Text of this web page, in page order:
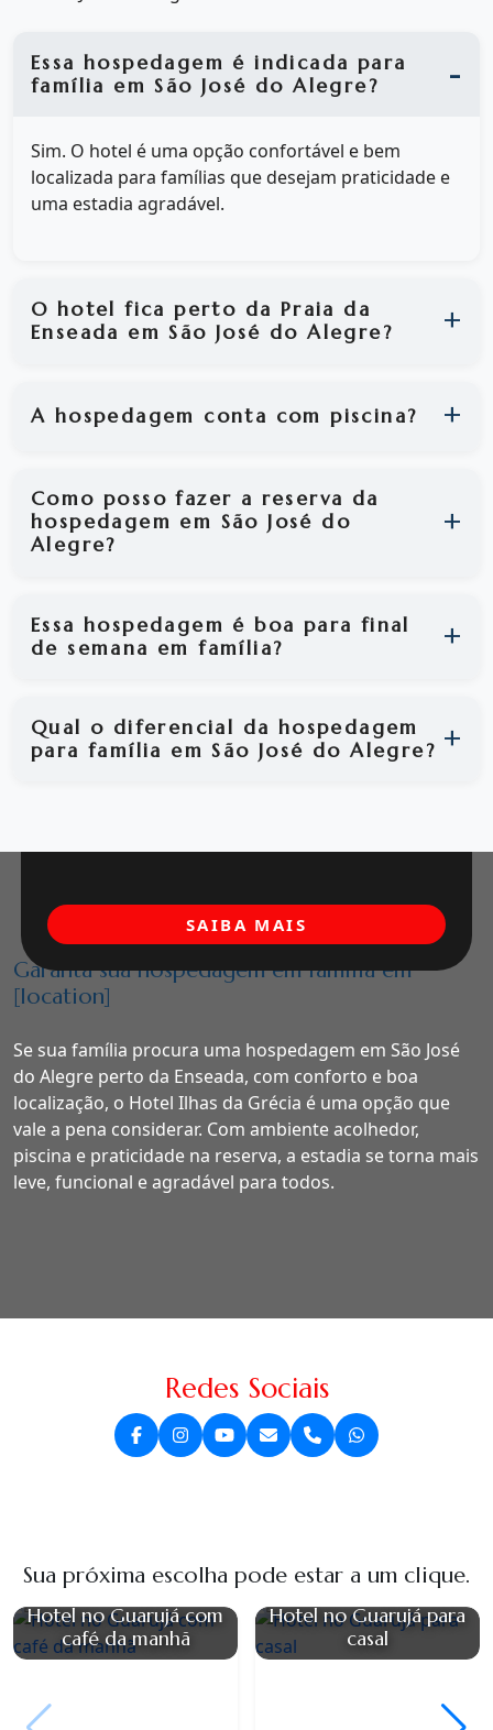
Essa hospedagem é indicada para
família em São José do Alegre?
Sim. O hotel é uma opção confortável e bem
localizada para famílias que desejam praticidade e
uma estadia agradável.
O hotel fica perto da Praia da
Enseada em São José do Alegre?
A hospedagem conta com piscina?
Como posso fazer a reserva da
hospedagem em São José do
Alegre?
Essa hospedagem é boa para final
de semana em família?
Qual o diferencial da hospedagem
para família em São José do Alegre?
Garanta sua hospedagem em família em
[location]
Se sua família procura uma hospedagem em São José
do Alegre perto da Enseada, com conforto e boa
localização, o Hotel Ilhas da Grécia é uma opção que
vale a pena considerar. Com ambiente acolhedor,
piscina e praticidade na reserva, a estadia se torna mais
leve, funcional e agradável para todos.
SAIBA MAIS
Redes Sociais
Sua próxima escolha pode estar a um clique.
Hotel no Guarujá com
café da manhã
Hotel no Guarujá para
casal